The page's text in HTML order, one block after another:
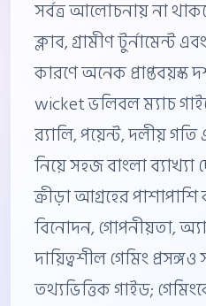
সর্বত্র আলোচনায় না
ক্লাব, গ্রামীণ টুর্নামেন্ট
কারণে অনেক প্রাপ্তবয়স্ক
wicket ভলিবল ম্যাচ
র‍্যালি, পয়েন্ট, দলীয়
নিয়ে সহজ বাংলা ব্যাখ্যা
ক্রীড়া আগ্রহের
বিনোদন, গোপনীয়তা,
দায়িত্বশীল গেমিং
তথ্যভিত্তিক গাইড;